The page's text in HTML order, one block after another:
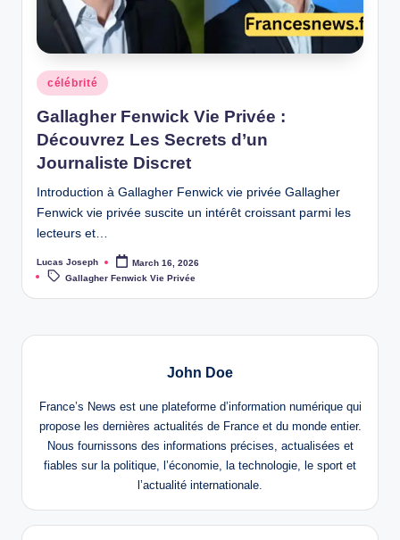
Posted
in
célébrité
Gallagher Fenwick Vie Privée :
Découvrez Les Secrets d’un
Journaliste Discret
Introduction à Gallagher Fenwick vie privée Gallagher
Fenwick vie privée suscite un intérêt croissant parmi les
lecteurs et…
Posted
by
Lucas Joseph March 16, 2026
Tags:
Gallagher Fenwick Vie Privée
John Doe
France’s News est une plateforme d’information numérique qui
propose les dernières actualités de France et du monde entier.
Nous fournissons des informations précises, actualisées et
fiables sur la politique, l’économie, la technologie, le sport et
l’actualité internationale.